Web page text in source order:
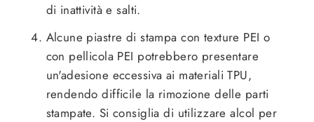
di inattività e salti.
Alcune piastre di stampa con texture PEI o
con pellicola PEI potrebbero presentare
un'adesione eccessiva ai materiali TPU,
rendendo difficile la rimozione delle parti
stampate. Si consiglia di utilizzare alcol per